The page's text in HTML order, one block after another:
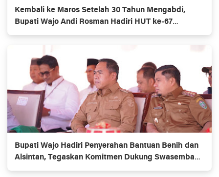
Kembali ke Maros Setelah 30 Tahun Mengabdi,
Bupati Wajo Andi Rosman Hadiri HUT ke-67
Kabupaten Maros
Bupati Wajo Hadiri Penyerahan Bantuan Benih dan
Alsintan, Tegaskan Komitmen Dukung Swasembada
Pangan